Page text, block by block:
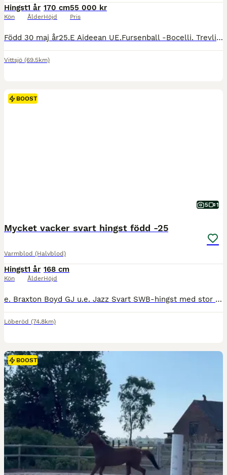
Hingst
Kön
1 år
Ålder
170 cm
Höjd
55 000 kr
Pris
Född 30 maj år25.E Aideean UE.Fursenball -Bocelli. Trevlig 1-åring med hjärta av guld, Blir normalstor,är regelbundet verkad och avmaskning.Försäkring i Agria med dolda fel.Har aldrig varit sjuk eller skadad (fiskoch sund) Har syskon som gått vidare till fölchampiont.(är mumsade 68750 inkm, Vill endast ha seriösa svar.
Vittsjö (69.5km)
BOOST
5 1
Mycket vacker svart hingst född -25
Varmblod (Halvblod)
Hingst
Kön
1 år
Ålder
168 cm
Höjd
e. Braxton Boyd GJ u.e. Jazz Svart SWB-hingst med stor utstrålning, ett uttrycksfullt yttre och en naturlig elegans. Han utmärker sig med mycket god balans och naturlig självbärighet. Han har en bra skritt, en utvecklingsbar trav och en särskilt välbalanserad galopp. Han är en nyfiken och social individ med mycket personlighet och stor utvecklingspotential. Modern Jadra
Löberöd (74.8km)
BOOST